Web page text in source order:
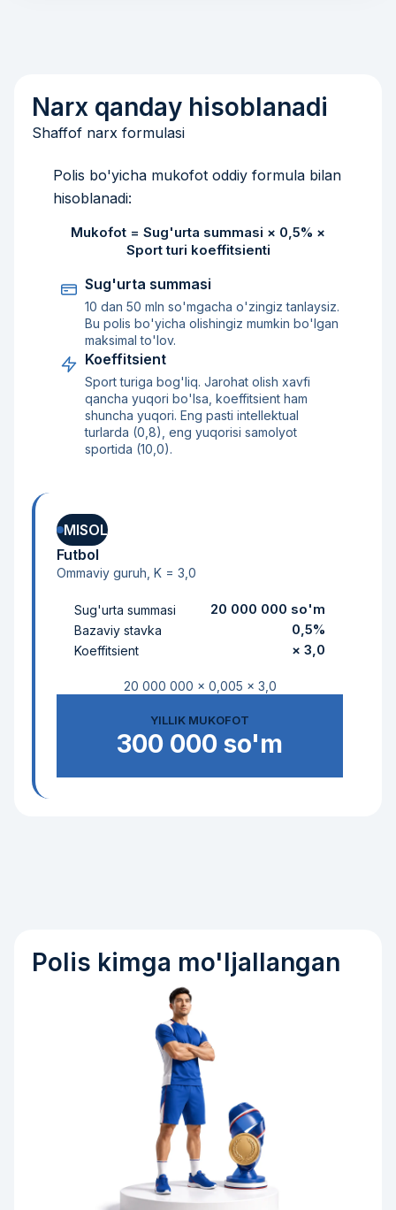
Narx qanday hisoblanadi
Shaffof narx formulasi
Polis bo'yicha mukofot oddiy formula bilan
hisoblanadi:
Mukofot = Sug'urta summasi × 0,5% ×
Sport turi koeffitsienti
Sug'urta summasi
10 dan 50 mln so'mgacha o'zingiz tanlaysiz.
Bu polis bo'yicha olishingiz mumkin bo'lgan
maksimal to'lov.
Koeffitsient
Sport turiga bog'liq. Jarohat olish xavfi
qancha yuqori bo'lsa, koeffitsient ham
shuncha yuqori. Eng pasti intellektual
turlarda (0,8), eng yuqorisi samolyot
sportida (10,0).
MISOL
Futbol
Ommaviy guruh, K = 3,0
Sug'urta summasi 20 000 000 so'm
Bazaviy stavka 0,5%
Koeffitsient × 3,0
20 000 000 × 0,005 × 3,0
YILLIK MUKOFOT
300 000 so'm
Polis kimga mo'ljallangan